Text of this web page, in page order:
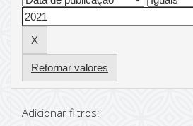
Retornar valores
Adicionar filtros: